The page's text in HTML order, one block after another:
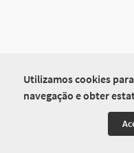
Utilizamos cookies
navegação e obter